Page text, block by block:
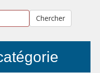
Chercher